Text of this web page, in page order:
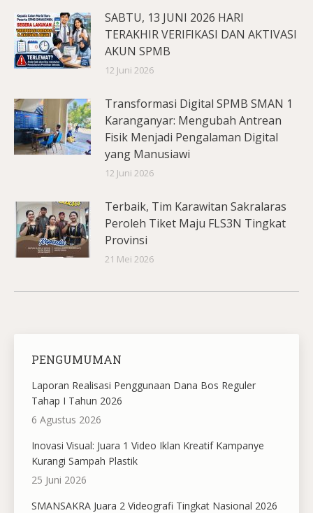
SABTU, 13 JUNI 2026 HARI
TERAKHIR VERIFIKASI DAN AKTIVASI
AKUN SPMB
12 Juni 2026
Transformasi Digital SPMB SMAN 1
Karanganyar: Mengubah Antrean
Fisik Menjadi Pengalaman Digital
yang Manusiawi
12 Juni 2026
Terbaik, Tim Karawitan Sakralaras
Peroleh Tiket Maju FLS3N Tingkat
Provinsi
21 Mei 2026
PENGUMUMAN
Laporan Realisasi Penggunaan Dana Bos Reguler
Tahap I Tahun 2026
6 Agustus 2026
Inovasi Visual: Juara 1 Video Iklan Kreatif Kampanye
Kurangi Sampah Plastik
25 Juni 2026
SMANSAKRA Juara 2 Videografi Tingkat Nasional 2026